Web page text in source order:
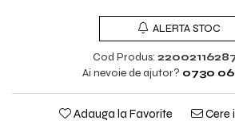
ALERTA STOC
Cod Produs:
Ai nevoie de ajutor? 0730
Adauga la Favorite Cere